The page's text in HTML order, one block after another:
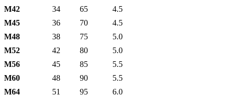
М42
34 65
4.5
М45
36 70
4.5
М48
38 75
5.0
М52
42 80
5.0
М56
45 85
5.5
М60
48 90
5.5
М64
51 95
6.0